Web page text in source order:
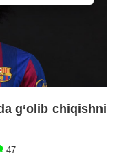
g‘olib chiqishni
47